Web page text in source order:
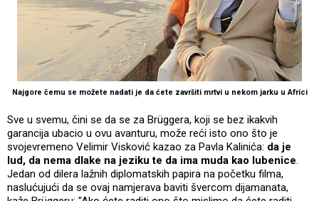
Najgore čemu se možete nadati je da ćete završiti mrtvi u nekom jarku u Africi
Sve u svemu, čini se da se za Brüggera, koji se bez ikakvih
garancija ubacio u ovu avanturu, može reći isto ono što je
svojevremeno Velimir Visković kazao za Pavla Kalinića: da je
lud, da nema dlake na jeziku te da ima muda kao lubenice.
Jedan od dilera lažnih diplomatskih papira na početku filma,
naslućujući da se ovaj namjerava baviti švercom dijamanata,